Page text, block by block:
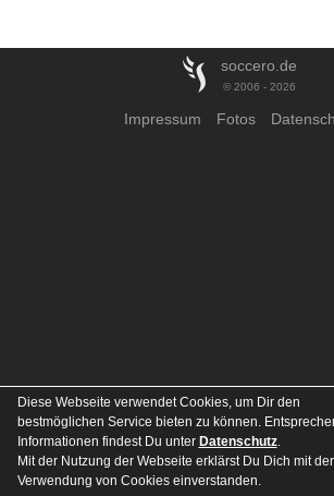
soccero.de
© 2006 - 2026
Impressum Fotos
Diese Webseite verwendet Cookies, um Dir den
bestmöglichen Service bieten zu können.
Informationen findest Du unter Datenschutz.
Mit der Nutzung der Webseite erklärst Du Dich mit der
Verwendung von Cookies einverstanden.